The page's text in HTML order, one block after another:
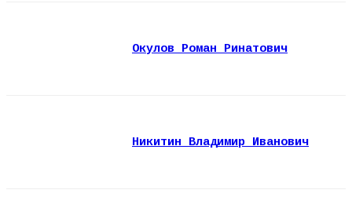
Окулов Роман Ринатович
Никитин Владимир Иванович